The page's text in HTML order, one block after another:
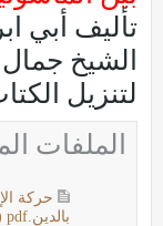
تأليف أبي
الشيخ جمال
لتنزيل
الملفات
حركة
بالدين.pdf
(856.8